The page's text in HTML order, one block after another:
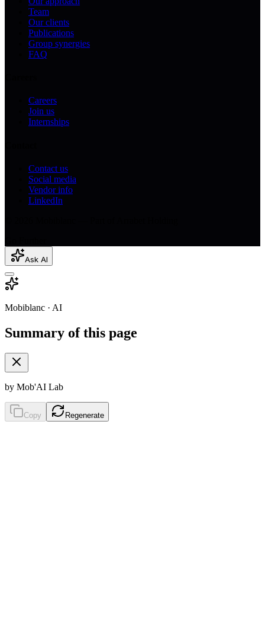
Team
Our clients
Publications
Group synergies
FAQ
Careers
Join us
Internships
Contact us
Social media
Vendor info
LinkedIn
Ask AI
Mobiblanc · AI
Summary of this page
by Mob'AI Lab
Copy Regenerate